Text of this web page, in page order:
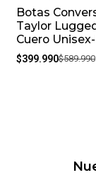
-32%
Botas
Taylor
Cuero
$399.990$589.990